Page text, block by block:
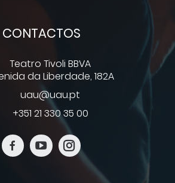
CONTACTOS
Teatro Tivoli BBVA
da Liberdade, 182A
uau@uau.pt
+351 21 330 35 00